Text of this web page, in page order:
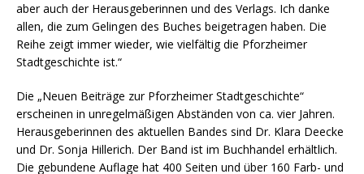
aber auch der Herausgeberinnen und des Verlags. Ich danke
allen, die zum Gelingen des Buches beigetragen haben. Die
Reihe zeigt immer wieder, wie vielfältig die Pforzheimer
Stadtgeschichte ist.“
Die „Neuen Beiträge zur Pforzheimer Stadtgeschichte“
erscheinen in unregelmäßigen Abständen von ca. vier Jahren.
Herausgeberinnen des aktuellen Bandes sind Dr. Klara Deecke
und Dr. Sonja Hillerich. Der Band ist im Buchhandel erhältlich.
Die gebundene Auflage hat 400 Seiten und über 160 Farb- und